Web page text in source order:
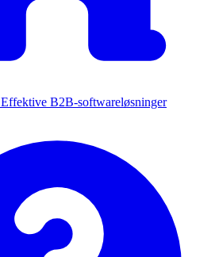
Effektive B2B-softwareløsninger